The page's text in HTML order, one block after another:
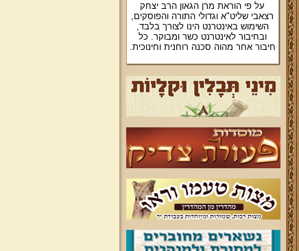
על פי הוראת מרן הגאון הרב יצחק
רצאבי שליט"א וגדולי התורה והפוסקים,
השימוש באינטרנט הינו לצורך בלבד,
ובחיבור לאינטרנט כשר ומבוקר. כל
חיבור אחר מהוה סכנה רוחנית וחינוכית.